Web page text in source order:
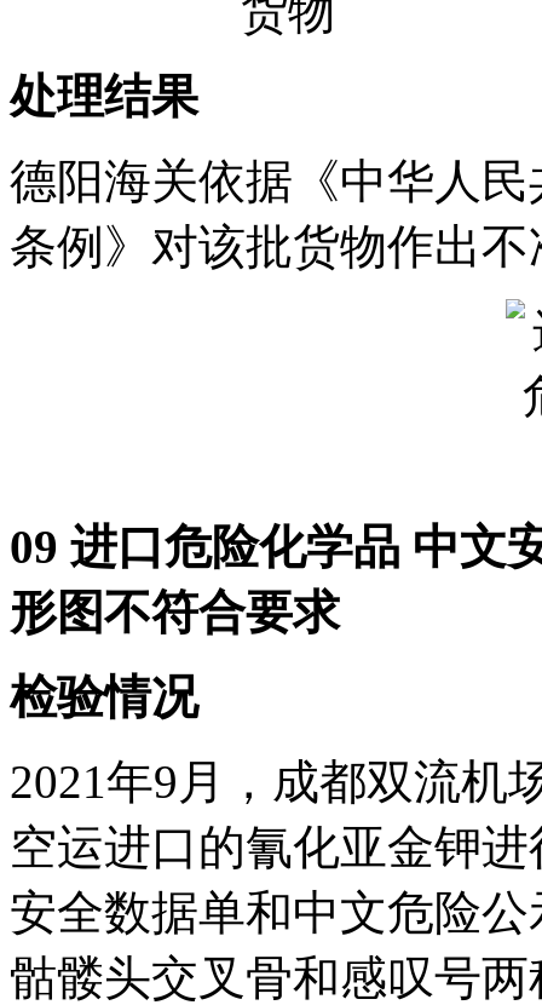
处理结果
德阳海关依据《中华人
条例》对该批货物作出
09 进口危险化学品 中文
形图不符合要求
检验情况
2021年9月，成都双流机
空运进口的氰化亚金钾
安全数据单和中文危险
骷髅头交叉骨和感叹号